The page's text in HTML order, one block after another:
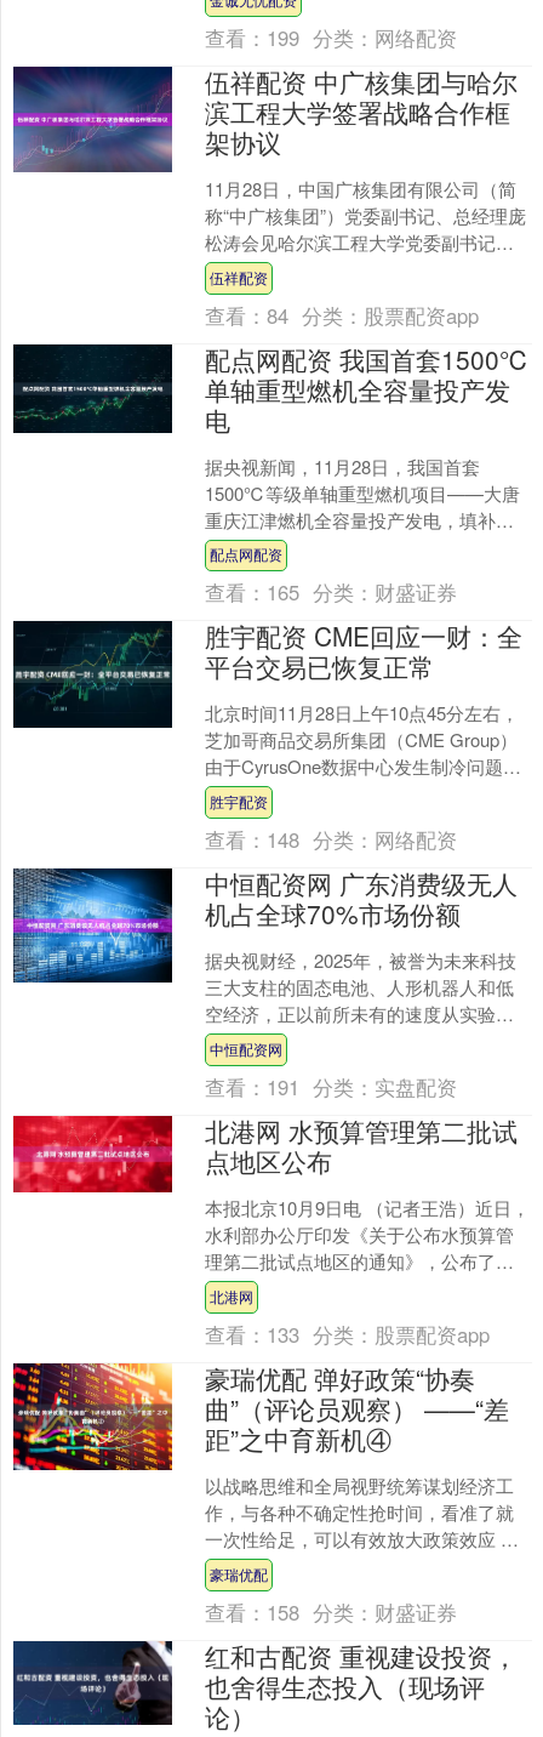
开发、共建“一带....
查看： 199 分类： 网络配资
伍祥配资 中广核集团与哈尔
滨工程大学签署战略合作框
架协议
11月28日，中国广核集团有限公司（简
称“中广核集团”）党委副书记、总经理庞
松涛会见哈尔滨工程大学党委副书记、
校长殷敬伟一行，双方就科研合作和人
才培养进行了深入....
伍祥配资
查看：84 分类： 股票配资app
配点网配资 我国首套1500℃
单轴重型燃机全容量投产发
电
据央视新闻，11月28日，我国首套
1500℃等级单轴重型燃机项目——大唐
重庆江津燃机全容量投产发电，填补了
国内“F”级改进型单轴重型燃机的空白。
举报 相关阅读....
配点网配资
查看： 165 分类： 财盛证券
胜宇配资 CME回应一财：全
平台交易已恢复正常
北京时间11月28日上午10点45分左右，
芝加哥商品交易所集团（CME Group）
由于CyrusOne数据中心发生制冷问题，
全平台交易暂停，导致黄金、白银、
铜....
胜宇配资
查看： 148 分类： 网络配资
中恒配资网 广东消费级无人
机占全球70%市场份额
据央视财经，2025年，被誉为未来科技
三大支柱的固态电池、人形机器人和低
空经济，正以前所未有的速度从实验室
走向产业化。广东借助产业链完善的优
势，正在布局未来三大....
中恒配资网
查看： 191 分类： 实盘配资
北港网 水预算管理第二批试
点地区公布
本报北京10月9日电 （记者王浩）近日，
水利部办公厅印发《关于公布水预算管
理第二批试点地区的通知》，公布了辽
河流域等13个水预算管理第二批试点地
区。 为加快建立....
北港网
查看： 133 分类： 股票配资app
豪瑞优配 弹好政策“协奏
曲”（评论员观察） ——“差
距”之中育新机④
以战略思维和全局视野统筹谋划经济工
作，与各种不确定性抢时间，看准了就
一次性给足，可以有效放大政策效应 今
年上半年最终消费对经济增长的贡献率
达到52%，其中二季度....
豪瑞优配
查看： 158 分类： 财盛证券
红和古配资 重视建设投资，
也舍得生态投入（现场评
论）